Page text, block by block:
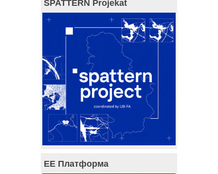
SPATTERN Projekat
ЕЕ Платформа